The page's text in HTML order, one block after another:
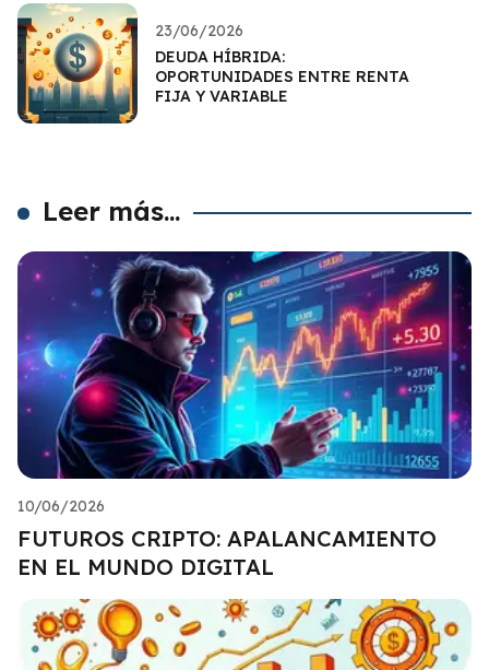
23/06/2026
DEUDA HÍBRIDA:
OPORTUNIDADES ENTRE RENTA
FIJA Y VARIABLE
Leer más...
10/06/2026
FUTUROS CRIPTO: APALANCAMIENTO
EN EL MUNDO DIGITAL